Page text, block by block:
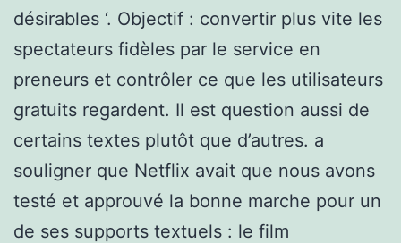
désirables ‘. Objectif : convertir plus vite les
spectateurs fidèles par le service en
preneurs et contrôler ce que les utilisateurs
gratuits regardent. Il est question aussi de
certains textes plutôt que d’autres. a
souligner que Netflix avait que nous avons
testé et approuvé la bonne marche pour un
de ses supports textuels : le film